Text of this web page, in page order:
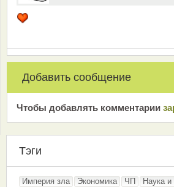
Добавить сообщение
Чтобы добавлять комментарии
Тэги
Империя зла Экономика ЧП Наука и